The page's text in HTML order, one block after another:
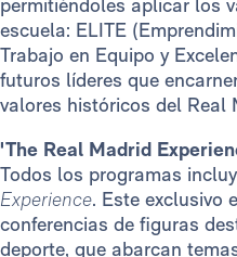
permitiéndoles aplicar los
escuela: ELITE
Trabajo en Equipo y
futuros líderes que
valores históricos del Real
'The Real Madrid
Todos los programas
Experience. Este exclusivo
conferencias de figuras
deporte, que abarcan